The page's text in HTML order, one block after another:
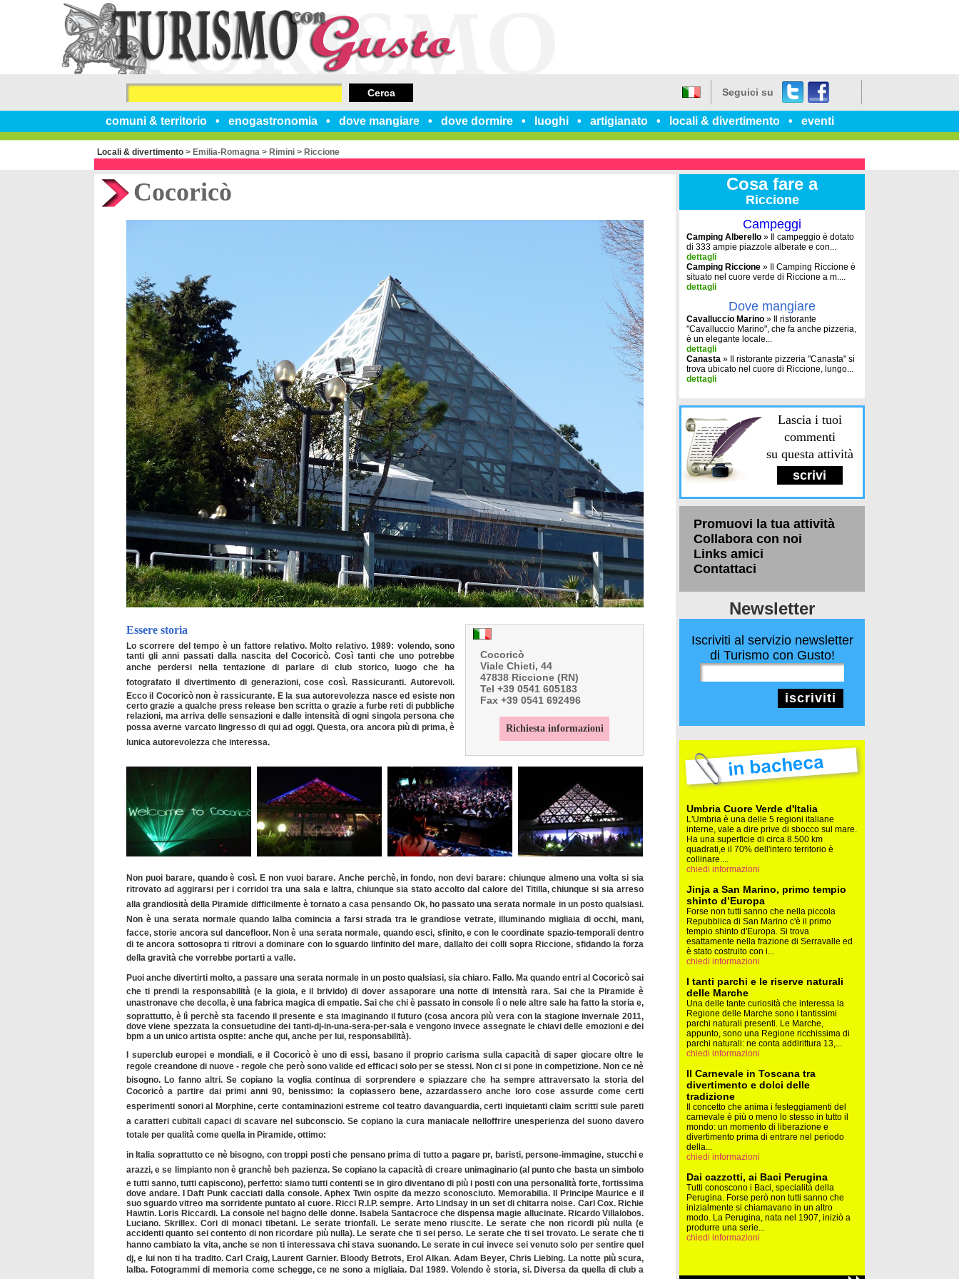
comuni & territorio enogastronomia dove mangiare dove dormire luoghi artigianato locali & divertimento eventi
Seguici su Twitter
Cerca
Locali & divertimento > Emilia-Romagna > Rimini > Riccione
Cocoricò
Cocoricò
Viale Chieti, 44
47838 Riccione (RN)
Tel +39 0541 605183
Fax +39 0541 692496
Richiesta informazioni
Essere storia
Lo scorrere del tempo è un fattore relativo. Molto relativo. 1989: volendo, sono
tanti gli anni passati dalla nascita del Cocoricò. Così tanti che uno potrebbe
anche perdersi nella tentazione di parlare di club storico, luogo che ha
fotografato il divertimento di generazioni, cose così. Rassicuranti. Autorevoli.
Ecco il Cocoricò non è rassicurante. E la sua autorevolezza nasce ed esiste non
certo grazie a qualche press release ben scritta o grazie a furbe reti di pubbliche
relazioni, ma arriva delle sensazioni e dalle intensità di ogni singola persona che
possa averne varcato lingresso di qui ad oggi. Questa, ora ancora più di prima, è
lunica autorevolezza che interessa.
Non puoi barare, quando è così. E non vuoi barare. Anche perchè, in fondo, non devi barare: chiunque almeno una volta si sia
ritrovato ad aggirarsi per i corridoi tra una sala e laltra, chiunque sia stato accolto dal calore del Titilla, chiunque si sia arreso
alla grandiosità della Piramide difficilmente è tornato a casa pensando Ok, ho passato una serata normale in un posto qualsiasi.
Non è una serata normale quando lalba comincia a farsi strada tra le grandiose vetrate, illuminando migliaia di occhi, mani,
facce, storie ancora sul dancefloor. Non è una serata normale, quando esci, sfinito, e con le coordinate spazio-temporali dentro
di te ancora sottosopra ti ritrovi a dominare con lo sguardo linfinito del mare, dallalto dei colli sopra Riccione, sfidando la forza
della gravità che vorrebbe portarti a valle.
Puoi anche divertirti molto, a passare una serata normale in un posto qualsiasi, sia chiaro. Fallo. Ma quando entri al Cocoricò sai
che ti prendi la responsabilità (e la gioia, e il brivido) di dover assaporare una notte di intensità rara. Sai che la Piramide è
unastronave che decolla, è una fabrica magica di empatie. Sai che chi è passato in console lì o nele altre sale ha fatto la storia e,
soprattutto, è lì perchè sta facendo il presente e sta imaginando il futuro (cosa ancora più vera con la stagione invernale 2011,
dove viene spezzata la consuetudine dei tanti-dj-in-una-sera-per-sala e vengono invece assegnate le chiavi delle emozioni e dei
bpm a un unico artista ospite: anche qui, anche per lui, responsabilità).
I superclub europei e mondiali, e il Cocoricò è uno di essi, basano il proprio carisma sulla capacità di saper giocare oltre le
regole creandone di nuove - regole che però sono valide ed efficaci solo per se stessi. Non ci si pone in competizione. Non ce nè
bisogno. Lo fanno altri. Se copiano la voglia continua di sorprendere e spiazzare che ha sempre attraversato la storia del
Cocoricò a partire dai primi anni 90, benissimo: la copiassero bene, azzardassero anche loro cose assurde come certi
esperimenti sonori al Morphine, certe contaminazioni estreme col teatro davanguardia, certi inquietanti claim scritti sule pareti
a caratteri cubitali capaci di scavare nel subconscio. Se copiano la cura maniacale nelloffrire unesperienza del suono davero
totale per qualità come quella in Piramide, ottimo:
in Italia soprattutto ce nè bisogno, con troppi posti che pensano prima di tutto a pagare pr, baristi, persone-immagine, stucchi e
arazzi, e se limpianto non è granchè beh pazienza. Se copiano la capacità di creare unimaginario (al punto che basta un simbolo
e tutti sanno, tutti capiscono), perfetto: siamo tutti contenti se in giro diventano di più i posti con una personalità forte, fortissima
dove andare. I Daft Punk cacciati dalla console. Aphex Twin ospite da mezzo sconosciuto. Memorabilia. Il Principe Maurice e il
suo sguardo vitreo ma sorridente puntato al cuore. Ricci R.I.P. sempre. Arto Lindsay in un set di chitarra noise. Carl Cox. Richie
Hawtin. Loris Riccardi. La console nel bagno delle donne. Isabela Santacroce che dispensa magie allucinate. Ricardo Villalobos.
Luciano. Skrillex. Cori di monaci tibetani. Le serate trionfali. Le serate meno riuscite. Le serate che non ricordi più nulla (e
accidenti quanto sei contento di non ricordare più nulla). Le serate che ti sei perso. Le serate che ti sei trovato. Le serate che ti
hanno cambiato la vita, anche se non ti interessava chi stava suonando. Le serate in cui invece sei venuto solo per sentire quel
dj, e lui non ti ha tradito. Carl Craig, Laurent Garnier. Bloody Betrots, Erol Alkan. Adam Beyer, Chris Liebing. La notte più scura,
lalba. Fotogrammi di memoria come schegge, ce ne sono a migliaia. Dal 1989. Volendo è storia, si. Diversa da quella di club a
Cosa fare a
Riccione
Campeggi
Camping Alberello » Il campeggio è dotato
di 333 ampie piazzole alberate e con...
dettagli
Camping Riccione » Il Camping Riccione è
situato nel cuore verde di Riccione a m....
dettagli
Dove mangiare
Cavalluccio Marino » Il ristorante
"Cavalluccio Marino", che fa anche pizzeria,
è un elegante locale...
dettagli
Canasta » Il ristorante pizzeria "Canasta" si
trova ubicato nel cuore di Riccione, lungo...
dettagli
Lascia i tuoi
commenti
su questa attività
scrivi
Promuovi la tua attività
Collabora con noi
Links amici
Contattaci
Newsletter
Iscriviti al servizio newsletter
di Turismo con Gusto!
iscriviti
Umbria Cuore Verde d'Italia
L'Umbria è una delle 5 regioni italiane
interne, vale a dire prive di sbocco sul mare.
Ha una superficie di circa 8.500 km
quadrati,e il 70% dell'intero territorio è
collinare....
chiedi informazioni
Jinja a San Marino, primo tempio
shinto d’Europa
Forse non tutti sanno che nella piccola
Repubblica di San Marino c'è il primo
tempio shinto d'Europa. Si trova
esattamente nella frazione di Serravalle ed
è stato costruito con i...
chiedi informazioni
I tanti parchi e le riserve naturali
delle Marche
Una delle tante curiosità che interessa la
Regione delle Marche sono i tantissimi
parchi naturali presenti. Le Marche,
appunto, sono una Regione ricchissima di
parchi naturali: ne conta addirittura 13,...
chiedi informazioni
Il Carnevale in Toscana tra
divertimento e dolci delle
tradizione
Il concetto che anima i festeggiamenti del
carnevale è più o meno lo stesso in tutto il
mondo: un momento di liberazione e
divertimento prima di entrare nel periodo
della...
chiedi informazioni
Dai cazzotti, ai Baci Perugina
Tutti conoscono i Baci, specialità della
Perugina. Forse però non tutti sanno che
inizialmente si chiamavano in un altro
modo. La Perugina, nata nel 1907, iniziò a
produrre una serie...
chiedi informazioni